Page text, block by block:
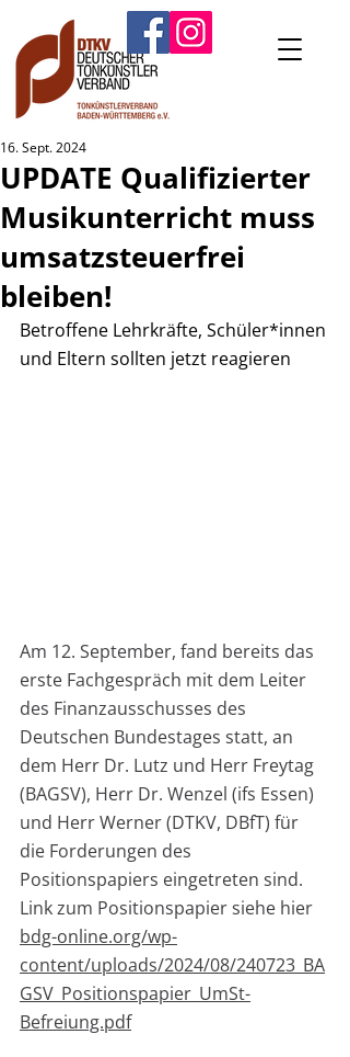
UPDATE Qualifizierter
Musikunterricht muss
umsatzsteuerfrei
bleiben!
16. Sept. 2024
Betroffene Lehrkräfte, Schüler*innen
und Eltern sollten jetzt reagieren
Am 12. September, fand bereits das
erste Fachgespräch mit dem Leiter
des Finanzausschusses des
Deutschen Bundestages statt, an
dem Herr Dr. Lutz und Herr Freytag
(BAGSV), Herr Dr. Wenzel (ifs Essen)
und Herr Werner (DTKV, DBfT) für
die Forderungen des
Positionspapiers eingetreten sind.
Link zum Positionspapier siehe hier
bdg-online.org/wp-
content/uploads/2024/08/240723_BA
GSV_Positionspapier_UmSt-
Befreiung.pdf